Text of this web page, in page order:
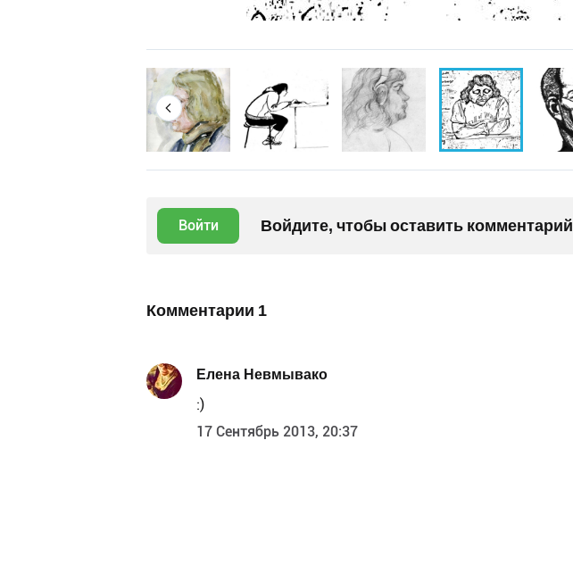
Войти Войдите, чтобы оставить комментарий
Комментарии 1
Елена Невмывако
:)
17 Сентябрь 2013, 20:37